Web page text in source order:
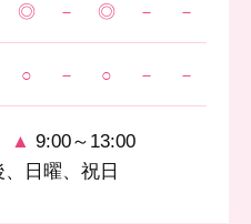
◎ － ◎ － －
○ － ○ － －
▲ 9:00～13:00
日曜、祝日